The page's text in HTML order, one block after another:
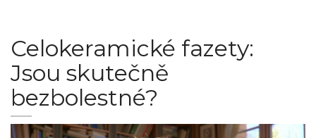
Celokeramické fazety:
Jsou skutečně
bezbolestné?